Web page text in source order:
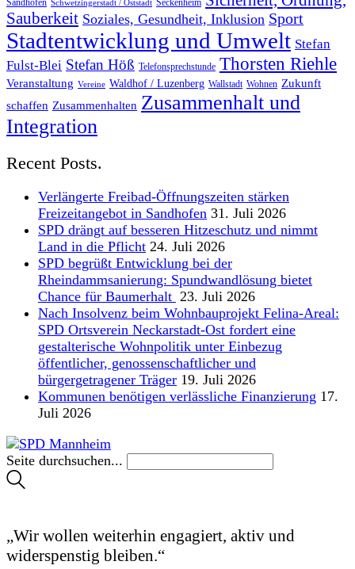
Sandhofen Schwetzingerstadt / Oststadt Seckenheim
Sauberkeit Soziales, Gesundheit, Inklusion Sport
Stadtentwicklung und Umwelt Stefan
Fulst-Blei Stefan Höß Telefonsprechstunde Thorsten Riehle
Veranstaltung Vereine Waldhof / Luzenberg Wallstadt Wohnen Zukunft
schaffen Zusammenhalten Zusammenhalt und
Integration
Recent Posts.
Verlängerte Freibad-Öffnungszeiten stärken
Freizeitangebot in Sandhofen 31. Juli 2026
SPD drängt auf besseren Hitzeschutz und nimmt
Land in die Pflicht 24. Juli 2026
SPD begrüßt Entwicklung bei der
Rheindammsanierung: Spundwandlösung bietet
Chance für Baumerhalt 23. Juli 2026
Nach Insolvenz beim Wohnbauprojekt Felina-Areal:
SPD Ortsverein Neckarstadt-Ost fordert eine
gestalterische Wohnpolitik unter Einbezug
öffentlicher, genossenschaftlicher und
bürgergetragener Träger 19. Juli 2026
Kommunen benötigen verlässliche Finanzierung 17.
Juli 2026
Seite durchsuchen...
„Wir wollen weiterhin engagiert, aktiv und
widerspenstig bleiben.“